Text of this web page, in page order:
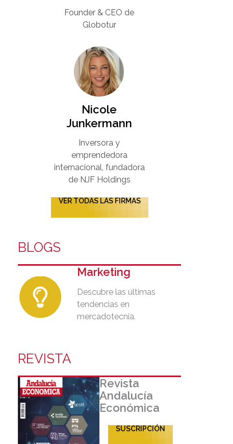
Founder & CEO de
Globotur​
Nicole
Junkermann​
Inversora y
emprendedora
internacional, fundadora
de NJF Holdings
VER TODAS LAS FIRMAS
BLOGS
Marketing
Descubre las últimas
tendencias en
mercadotecnia.
REVISTA
Revista
Andalucía
Económica
SUSCRIPCIÓN